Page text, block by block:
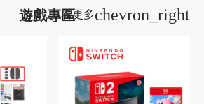
遊戲專區看更多chevron_right